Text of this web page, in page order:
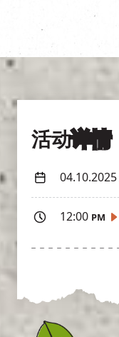
活动详情
04.10.2025
12:00 PM